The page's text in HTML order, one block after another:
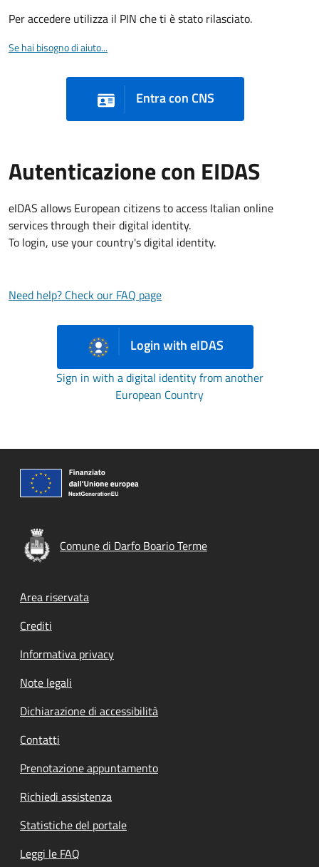
Per accedere utilizza il PIN che ti è stato rilasciato.
Se hai bisogno di aiuto...
Entra con CNS
Autenticazione con EIDAS
eIDAS allows European citizens to access Italian online
services through their digital identity.
To login, use your country's digital identity.
Need help? Check our FAQ page
Login with eIDAS
Sign in with a digital identity from another
European Country
Comune di Darfo Boario Terme
Footer menu
Area riservata
Crediti
Informativa privacy
Note legali
Dichiarazione di accessibilità
Contatti
Prenotazione appuntamento
Richiedi assistenza
Statistiche del portale
Leggi le FAQ